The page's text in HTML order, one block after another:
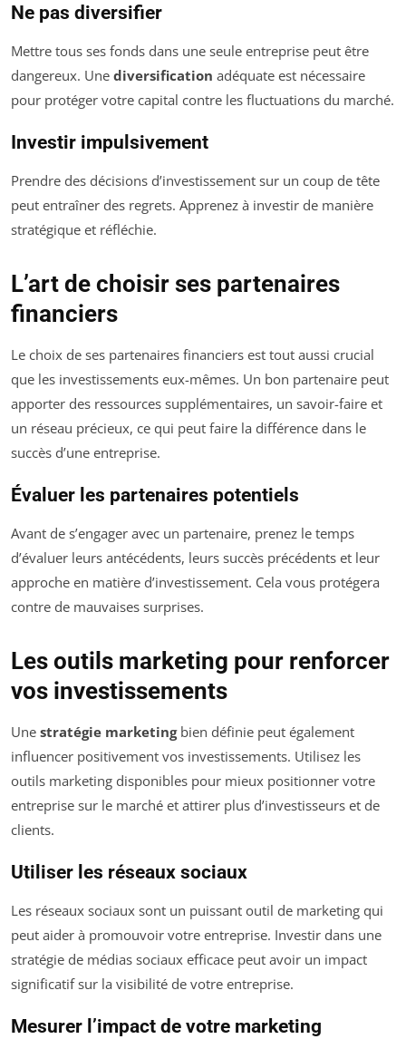
Ne pas diversifier
Mettre tous ses fonds dans une seule entreprise peut être
dangereux. Une diversification adéquate est nécessaire
pour protéger votre capital contre les fluctuations du marché.
Investir impulsivement
Prendre des décisions d’investissement sur un coup de tête
peut entraîner des regrets. Apprenez à investir de manière
stratégique et réfléchie.
L’art de choisir ses partenaires
financiers
Le choix de ses partenaires financiers est tout aussi crucial
que les investissements eux-mêmes. Un bon partenaire peut
apporter des ressources supplémentaires, un savoir-faire et
un réseau précieux, ce qui peut faire la différence dans le
succès d’une entreprise.
Évaluer les partenaires potentiels
Avant de s’engager avec un partenaire, prenez le temps
d’évaluer leurs antécédents, leurs succès précédents et leur
approche en matière d’investissement. Cela vous protégera
contre de mauvaises surprises.
Les outils marketing pour renforcer
vos investissements
Une stratégie marketingbien définie peut également
influencer positivement vos investissements. Utilisez les
outils marketing disponibles pour mieux positionner votre
entreprise sur le marché et attirer plus d’investisseurs et de
clients.
Utiliser les réseaux sociaux
Les réseaux sociaux sont un puissant outil de marketing qui
peut aider à promouvoir votre entreprise. Investir dans une
stratégie de médias sociaux efficace peut avoir un impact
significatif sur la visibilité de votre entreprise.
Mesurer l’impact de votre marketing